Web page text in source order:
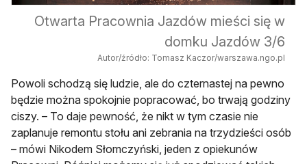
Otwarta Pracownia Jazdów mieści się w
domku Jazdów 3/6
Autor/źródło: Tomasz Kaczor/warszawa.ngo.pl
Powoli schodzą się ludzie, ale do czternastej na pewno
będzie można spokojnie popracować, bo trwają godziny
ciszy. – To daje pewność, że nikt w tym czasie nie
zaplanuje remontu stołu ani zebrania na trzydzieści osób
– mówi Nikodem Słomczyński, jeden z opiekunów